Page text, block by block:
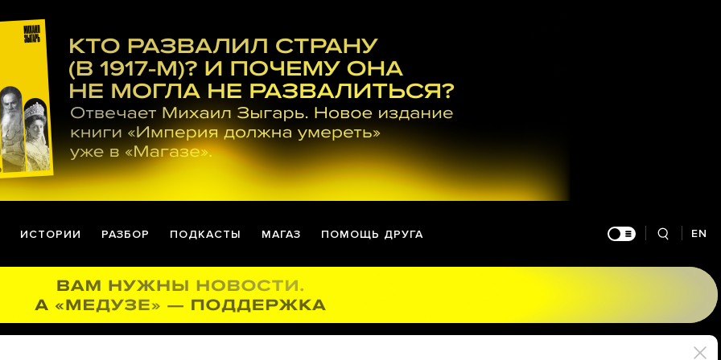
ИСТОРИИ РАЗБОР ПОДКАСТЫ МАГАЗ ПОМОЩЬ ДРУГА EN